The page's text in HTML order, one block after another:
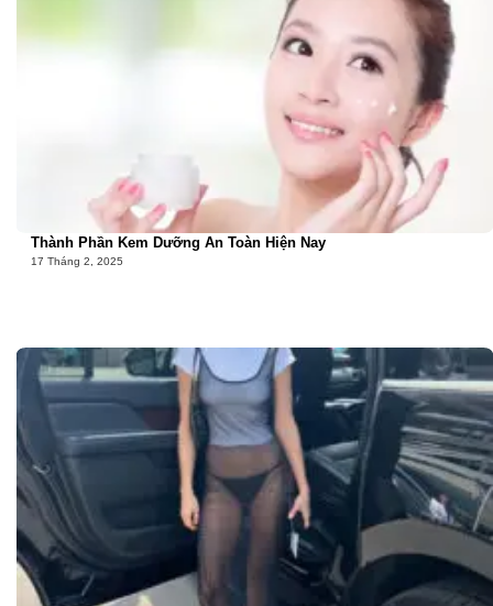
Thành Phần Kem Dưỡng An Toàn Hiện Nay
17 Tháng 2, 2025